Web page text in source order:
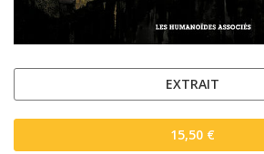
EXTRAIT
15,50 €